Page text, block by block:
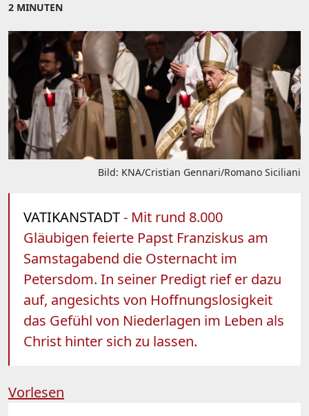
2 MINUTEN
Bild: KNA/Cristian Gennari/Romano Siciliani
VATIKANSTADT- Mit rund 8.000
Gläubigen feierte Papst Franziskus am
Samstagabend die Osternacht im
Petersdom. In seiner Predigt rief er dazu
auf, angesichts von Hoffnungslosigkeit
das Gefühl von Niederlagen im Leben als
Christ hinter sich zu lassen.
Vorlesen